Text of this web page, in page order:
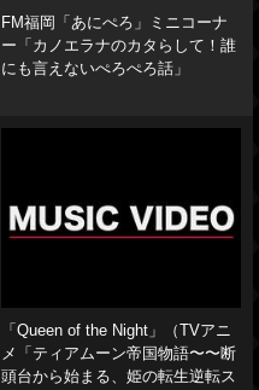
FM福岡「あにぺろ」ミニコーナ
ー「カノエラナのカタらして！誰
にも言えないぺろぺろ話」
「Queen of the Night」（TVアニ
メ「ティアムーン帝国物語〜〜断
頭台から始まる、姫の転生逆転ス